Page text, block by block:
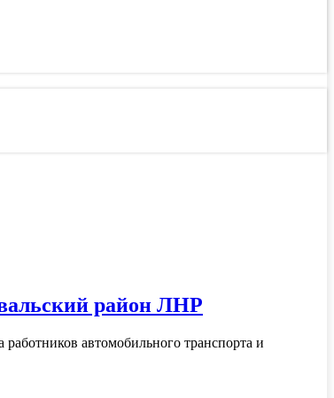
район ЛНР
автомобильного транспорта и